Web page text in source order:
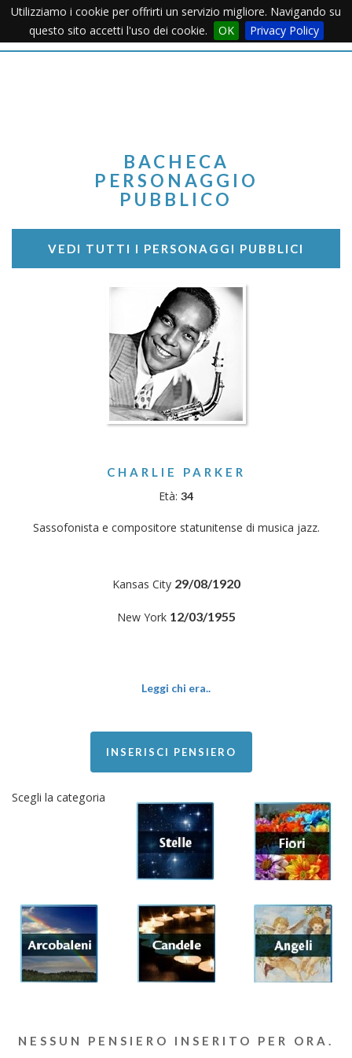
Utilizziamo i cookie per offrirti un servizio migliore. Navigando su
questo sito accetti l'uso dei cookie.
OK Privacy PolicyMenu
BACHECA
PERSONAGGIO
PUBBLICO
VEDI TUTTI I PERSONAGGI PUBBLICI
CHARLIE PARKER
Età: 34
Sassofonista e compositore statunitense di musica jazz.
Kansas City 29/08/1920
New York 12/03/1955
Leggi chi era..
INSERISCI PENSIERO
Scegli la categoria
NESSUN PENSIERO INSERITO PER ORA.